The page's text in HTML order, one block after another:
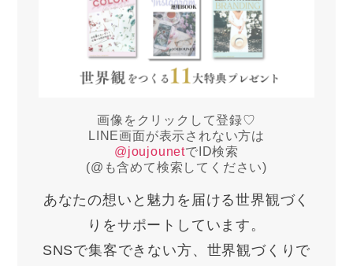
画像をクリックして登録♡
LINE画面が表示されない方は
@joujounetでID検索
(@も含めて検索してください)
あなたの想いと魅力を届ける世界観づく
りをサポートしています。
SNSで集客できない方、世界観づくりで